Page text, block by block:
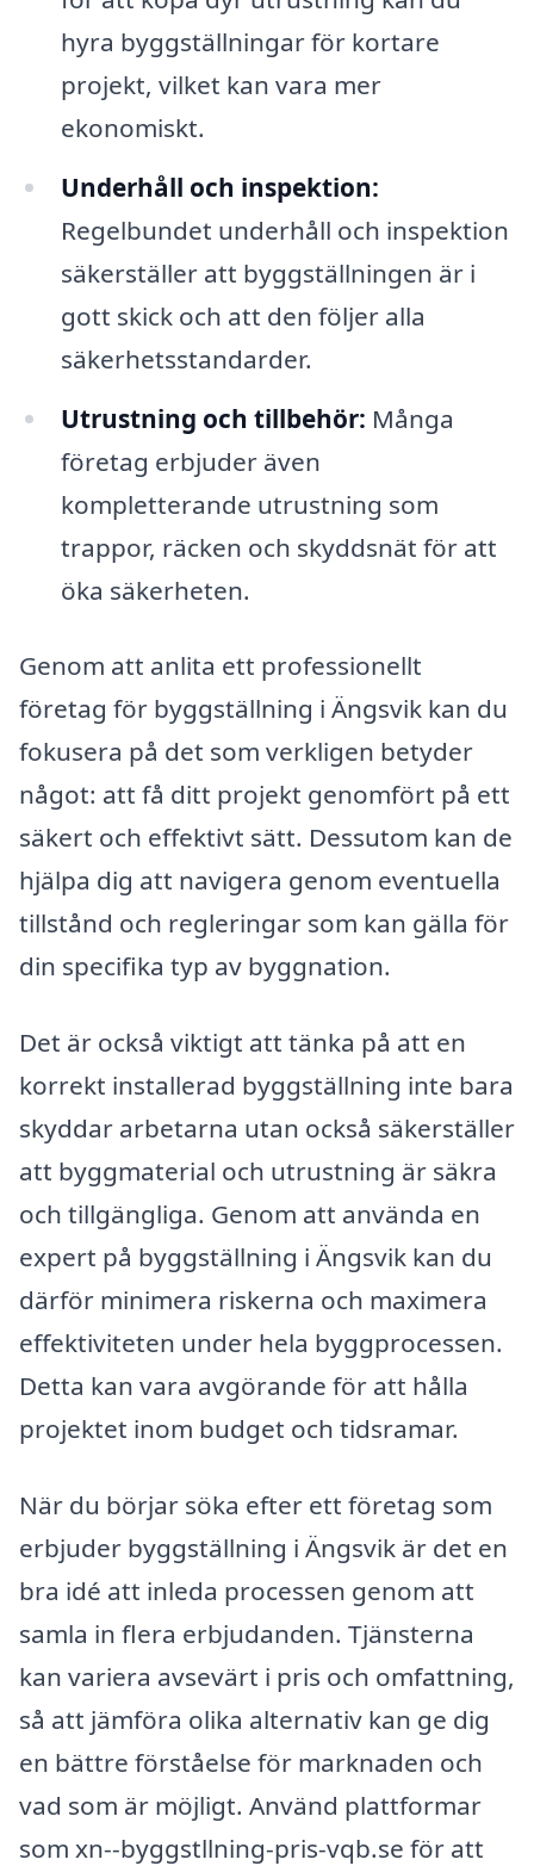
hyra byggställningar för kortare
projekt, vilket kan vara mer
ekonomiskt.
Underhåll och inspektion:
Regelbundet underhåll och inspektion
säkerställer att byggställningen är i
gott skick och att den följer alla
säkerhetsstandarder.
Utrustning och tillbehör: Många
företag erbjuder även
kompletterande utrustning som
trappor, räcken och skyddsnät för att
öka säkerheten.
Genom att anlita ett professionellt
företag för byggställning i Ängsvik kan du
fokusera på det som verkligen betyder
något: att få ditt projekt genomfört på ett
säkert och effektivt sätt. Dessutom kan de
hjälpa dig att navigera genom eventuella
tillstånd och regleringar som kan gälla för
din specifika typ av byggnation.
Det är också viktigt att tänka på att en
korrekt installerad byggställning inte bara
skyddar arbetarna utan också säkerställer
att byggmaterial och utrustning är säkra
och tillgängliga. Genom att använda en
expert på byggställning i Ängsvik kan du
därför minimera riskerna och maximera
effektiviteten under hela byggprocessen.
Detta kan vara avgörande för att hålla
projektet inom budget och tidsramar.
När du börjar söka efter ett företag som
erbjuder byggställning i Ängsvik är det en
bra idé att inleda processen genom att
samla in flera erbjudanden. Tjänsterna
kan variera avsevärt i pris och omfattning,
så att jämföra olika alternativ kan ge dig
en bättre förståelse för marknaden och
vad som är möjligt. Använd plattformar
som xn--byggstllning-pris-vqb.se för att